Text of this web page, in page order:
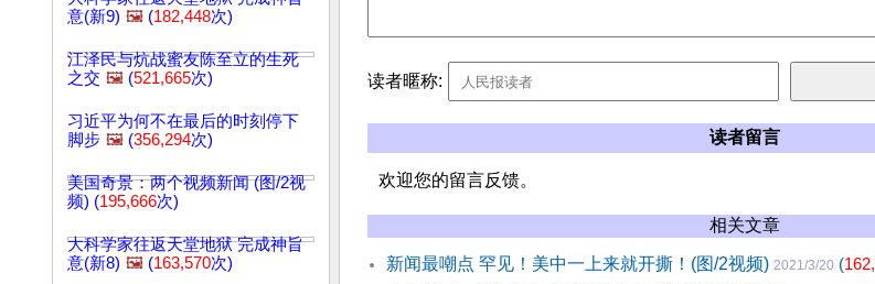
意(新9) 🖼️ (182,448次)
江泽民与炕战蜜友陈至立的生死
之交 🖼️ (521,665次)
习近平为何不在最后的时刻停下
脚步 🖼️ (356,294次)
美国奇景：两个视频新闻 (图/2视
频) (195,666次)
大科学家往返天堂地狱 完成神旨
意(新8) 🖼️ (163,570次)
读者暱称:
读者留言
欢迎您的留言反馈。
相关文章
新闻最嘲点 罕见！美中一上来就开撕！(图/2视频) 2021/3/20 (